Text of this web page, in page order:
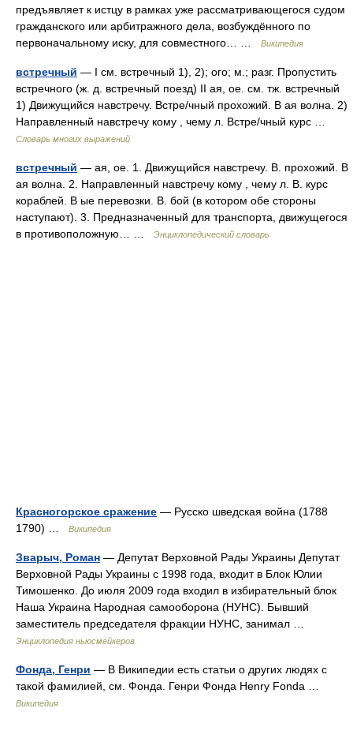
предъявляет к истцу в рамках уже рассматривающегося судом
гражданского или арбитражного дела, возбуждённого по
первоначальному иску, для совместного… …
Википедия
встречный — I см. встречный 1), 2); ого; м.; разг. Пропустить
встречного (ж. д. встречный поезд) II ая, ое. см. тж. встречный
1) Движущийся навстречу. Встре/чный прохожий. В ая волна. 2)
Направленный навстречу кому , чему л. Встре/чный курс …
Словарь многих выражений
встречный — ая, ое. 1. Движущийся навстречу. В. прохожий. В
ая волна. 2. Направленный навстречу кому , чему л. В. курс
кораблей. В ые перевозки. В. бой (в котором обе стороны
наступают). 3. Предназначенный для транспорта, движущегося
в противоположную… …
Энциклопедический словарь
Красногорское сражение — Русско шведская война (1788
1790) …
Википедия
Зварыч, Роман — Депутат Верховной Рады Украины Депутат
Верховной Рады Украины с 1998 года, входит в Блок Юлии
Тимошенко. До июля 2009 года входил в избирательный блок
Наша Украина Народная самооборона (НУНС). Бывший
заместитель председателя фракции НУНС, занимал …
Энциклопедия ньюсмейкеров
Фонда, Генри — В Википедии есть статьи о других людях с
такой фамилией, см. Фонда. Генри Фонда Henry Fonda …
Википедия